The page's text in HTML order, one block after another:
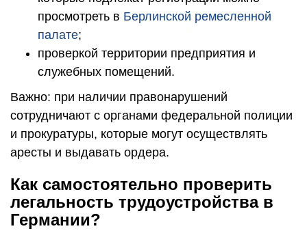
просмотреть в Берлинской ремесленной
палате;
проверкой территории предприятия и
служебных помещений.
Важно: при наличии правонарушений
сотрудничают с органами федеральной полиции
и прокуратуры, которые могут осуществлять
аресты и выдавать ордера.
Как самостоятельно проверить
легальность трудоустройства в
Германии?